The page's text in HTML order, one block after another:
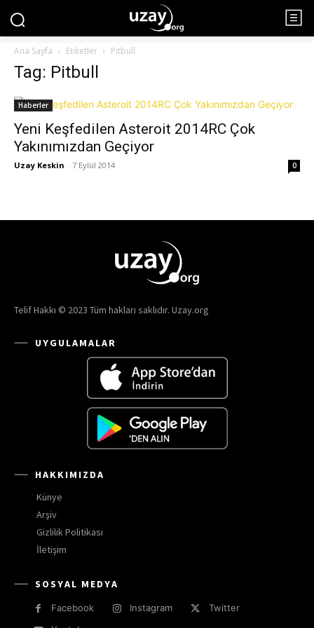
Ana Sayfa Etiketler Pitbull
Tag: Pitbull
Haberler
Yeni Keşfedilen Asteroit 2014RC Çok
Yakınımızdan Geçiyor
Uzay Keskin - 7 Eylül 2014 0
Telif Hakkı © 2023 Tüm hakları saklıdır. Uzay.org
UYGULAMALAR
HAKKIMIZDA
Künye
Arşiv
Gizlilik Politikası
İletişim
SOSYAL MEDYA
Facebook Instagram
Twitter